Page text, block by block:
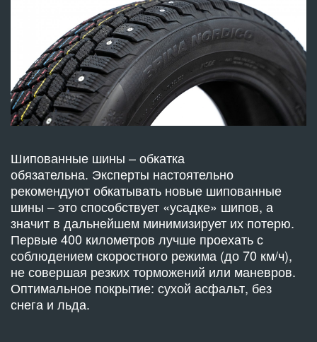
Шипованные шины – обкатка
обязательна. Эксперты настоятельно
рекомендуют обкатывать новые шипованные
шины – это способствует «усадке» шипов, а
значит в дальнейшем минимизирует их потерю.
Первые 400 километров лучше проехать с
соблюдением скоростного режима (до 70 км/ч),
не совершая резких торможений или маневров.
Оптимальное покрытие: сухой асфальт, без
снега и льда.